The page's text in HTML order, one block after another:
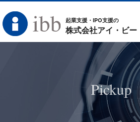
起業支援・IPO支援の
株式会社アイ・ビー
Pickup